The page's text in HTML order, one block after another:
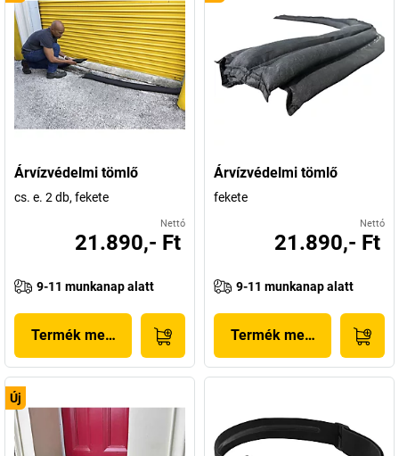
Árvízvédelmi tömlő
cs. e. 2 db, fekete
Nettó
21.890,- Ft
9-11 munkanap alatt
Termék megjelenítése
Árvízvédelmi tömlő
fekete
Nettó
21.890,- Ft
9-11 munkanap alatt
Termék megjelenítése
Új